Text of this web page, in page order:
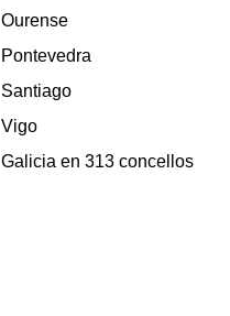
Ourense
Pontevedra
Santiago
Vigo
Galicia en 313 concellos